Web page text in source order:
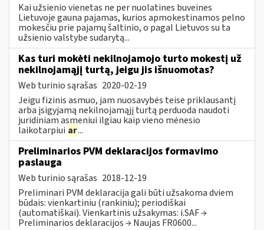
Kai užsienio vienetas ne per nuolatines buveines
Lietuvoje gauna pajamas, kurios apmokestinamos pelno
mokesčiu prie pajamų šaltinio, o pagal Lietuvos su ta
užsienio valstybe sudarytą...
Kas turi mokėti nekilnojamojo turto mokestį už
nekilnojamąjį turtą, jeigu jis išnuomotas?
Web turinio sąrašas 2020-02-19
Jeigu fizinis asmuo, jam nuosavybės teise priklausantį
arba įsigyjamą nekilnojamąjį turtą perduoda naudoti
juridiniam asmeniui ilgiau kaip vieno mėnesio
laikotarpiui ar...
Preliminarios PVM deklaracijos formavimo
paslauga
Web turinio sąrašas 2018-12-19
Preliminari PVM deklaracija gali būti užsakoma dviem
būdais: vienkartiniu (rankiniu); periodiškai
(automatiškai). Vienkartinis užsakymas: i.SAF →
Preliminarios deklaracijos → Naujas FR0600...